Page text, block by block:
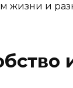
жизни и